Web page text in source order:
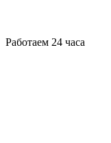
Работаем 24 часа